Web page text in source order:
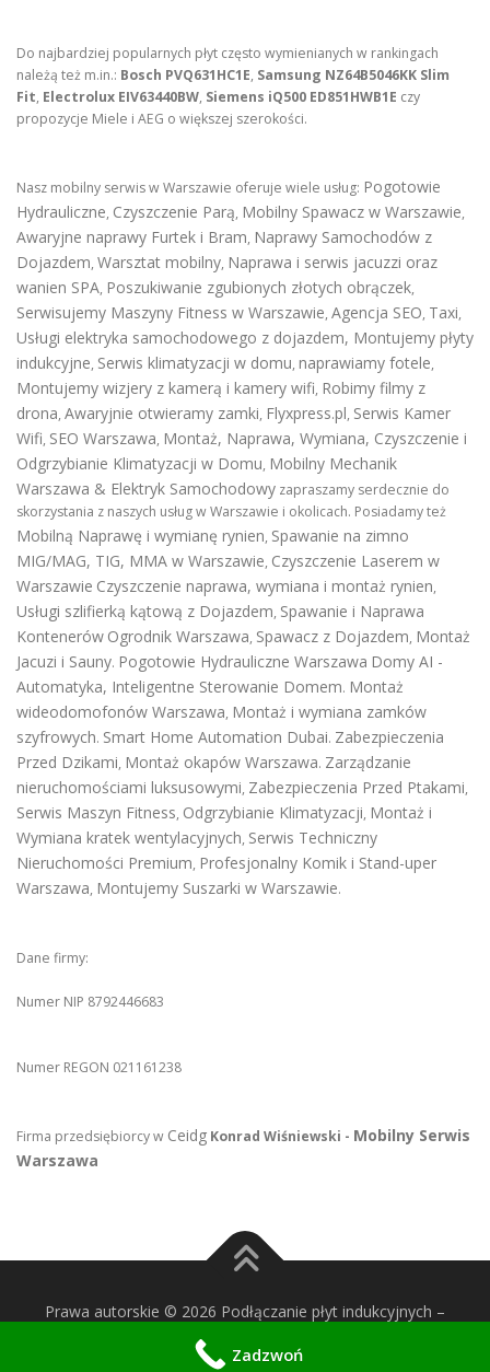
Do najbardziej popularnych płyt często wymienianych w rankingach
należą też m.in.: Bosch PVQ631HC1E, Samsung NZ64B5046KK Slim
Fit, Electrolux EIV63440BW, Siemens iQ500 ED851HWB1E czy
propozycje Miele i AEG o większej szerokości.
Nasz mobilny serwis w Warszawie oferuje wiele usług: Pogotowie
Hydrauliczne, Czyszczenie Parą, Mobilny Spawacz w Warszawie,
Awaryjne naprawy Furtek i Bram, Naprawy Samochodów z
Dojazdem, Warsztat mobilny, Naprawa i serwis jacuzzi oraz
wanien SPA, Poszukiwanie zgubionych złotych obrączek,
Serwisujemy Maszyny Fitness w Warszawie, Agencja SEO, Taxi,
Usługi elektryka samochodowego z dojazdem, Montujemy płyty
indukcyjne, Serwis klimatyzacji w domu, naprawiamy fotele,
Montujemy wizjery z kamerą i kamery wifi, Robimy filmy z
drona, Awaryjnie otwieramy zamki, Flyxpress.pl, Serwis Kamer
Wifi, SEO Warszawa, Montaż, Naprawa, Wymiana, Czyszczenie i
Odgrzybianie Klimatyzacji w Domu, Mobilny Mechanik
Warszawa & Elektryk Samochodowy zapraszamy serdecznie do
skorzystania z naszych usług w Warszawie i okolicach. Posiadamy też
Mobilną Naprawę i wymianę rynien, Spawanie na zimno
MIG/MAG, TIG, MMA w Warszawie, Czyszczenie Laserem w
Warszawie Czyszczenie naprawa, wymiana i montaż rynien,
Usługi szlifierką kątową z Dojazdem, Spawanie i Naprawa
Kontenerów Ogrodnik Warszawa, Spawacz z Dojazdem, Montaż
Jacuzi i Sauny. Pogotowie Hydrauliczne Warszawa Domy AI -
Automatyka, Inteligentne Sterowanie Domem. Montaż
wideodomofonów Warszawa, Montaż i wymiana zamków
szyfrowych. Smart Home Automation Dubai. Zabezpieczenia
Przed Dzikami, Montaż okapów Warszawa. Zarządzanie
nieruchomościami luksusowymi, Zabezpieczenia Przed Ptakami,
Serwis Maszyn Fitness, Odgrzybianie Klimatyzacji, Montaż i
Wymiana kratek wentylacyjnych, Serwis Techniczny
Nieruchomości Premium, Profesjonalny Komik i Stand-uper
Warszawa, Montujemy Suszarki w Warszawie.
Dane firmy:
Numer NIP 8792446683
Numer REGON 021161238
Firma przedsiębiorcy w Ceidg Konrad Wiśniewski - Mobilny Serwis
Warszawa
Prawa autorskie © 2026 Podłączanie płyt indukcyjnych –
motyw wg FameThemes
Zadzwoń